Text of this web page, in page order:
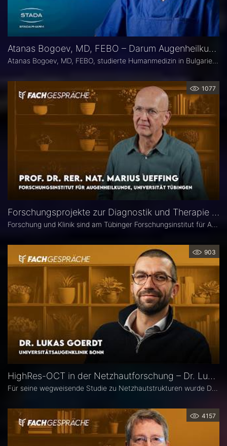
Atanas Bogoev, MD, FEBO – Darum Augenheilkunde
Atanas Bogoev, MD, FEBO, studierte Humanmedizin in Bulgarien und begann dort seine ärztliche Laufbahn. 2021 wurde er mit dem Young Scientist Award der Bulgarian Glaucoma Society ausgezeichnet. Seine fachärztliche Tätigkeit in der Augenheilkunde setzte er 2021 an der Universitätsaugenklinik Bochum fort, mit einem besonderen Schwerpunkt auf der Diagnostik und Therapie des Glaukoms. Heute ist er Oberarzt an der Universitätsaugenklinik Bochum. Er Ist Mitbegründer der Plattform Ophthalmology24.
1077
Forschungsprojekte zur Diagnostik und Therapie degenerativer Netzhauterkrankungen – Prof. Marius Ueffing
903
HighRes-OCT in der Netzhautforschung – Dr. Lukas Goerdt
4157